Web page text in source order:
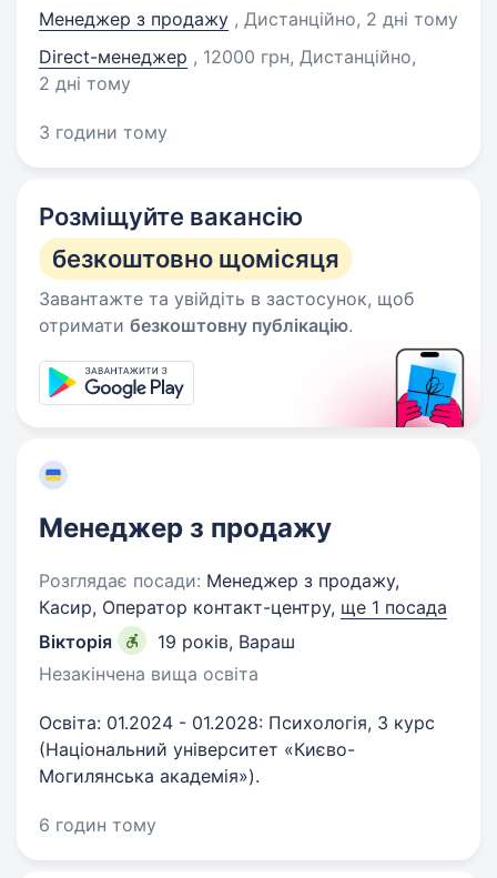
Менеджер з продажу , Дистанційно, 2 дні тому
Direct-менеджер , 12000 грн, Дистанційно,
2 дні тому
3 години тому
Розміщуйте вакансію
безкоштовно щомісяця
Завантажте та увійдіть в застосунок, щоб
отримати безкоштовну публікацію.
Менеджер з продажу
Розглядає посади: Менеджер з продажу,
Касир, Оператор контакт-центру, ще 1 посада
Вікторія
19 років, Вараш
Незакінчена вища освіта
Освіта: 01.2024 - 01.2028: Психологія, 3 курс
(Національний університет «Києво-
Могилянська академія»).
6 годин тому